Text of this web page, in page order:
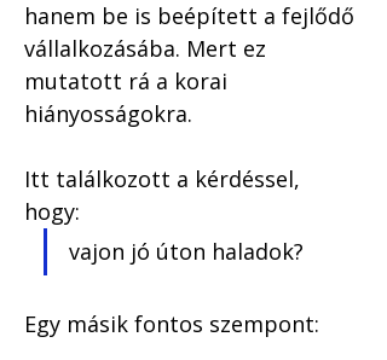
hanem be is beépített a fejlődő
vállalkozásába. Mert ez
mutatott rá a korai
hiányosságokra.
Itt találkozott a kérdéssel,
hogy:
vajon jó úton haladok?
Egy másik fontos szempont: